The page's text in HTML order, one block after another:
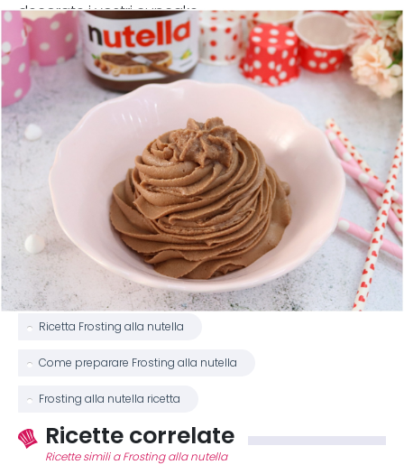
decorate i vostri cupcake.
Ricetta Frosting alla nutella
Come preparare Frosting alla nutella
Frosting alla nutella ricetta
Ricette correlate
Ricette simili a Frosting alla nutella